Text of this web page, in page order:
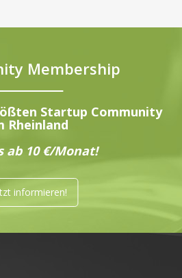
Membership
Startup Community
Rheinland
ab 10 €/Monat!
informieren!